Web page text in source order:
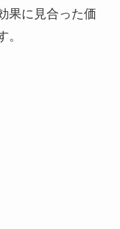
果に見合った価
。